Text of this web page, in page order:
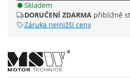
Skladem
DORUČENÍ ZDARMA přibližně
Záruka nejnižší ceny